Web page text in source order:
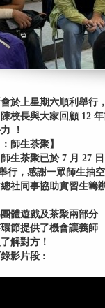
於上星期六順利舉行
校長與大家回顧 12
！
師生茶聚】
生茶聚已於 7 月 27 日
行，感謝一眾師生抽空
社同事協助實習生籌
體遊戲及茶聚兩部分
節提供了機會讓義師
解對方！
影片段 :